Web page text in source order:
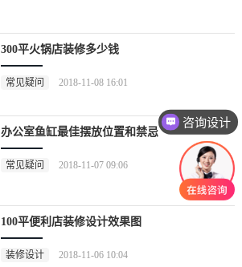
300平火锅店装修多少钱
常见疑问 2018-11-08 16:01
办公室鱼缸最佳摆放位置和禁忌
常见疑问 2018-11-07 09:06
100平便利店装修设计效果图
装修设计 2018-11-06 10:04
咨询设计